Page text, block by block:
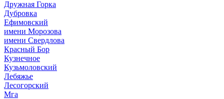
Дружная Горка
Дубровка
Ефимовский
имени Морозова
имени Свердлова
Красный Бор
Кузнечное
Кузьмоловский
Лебяжье
Лесогорский
Мга